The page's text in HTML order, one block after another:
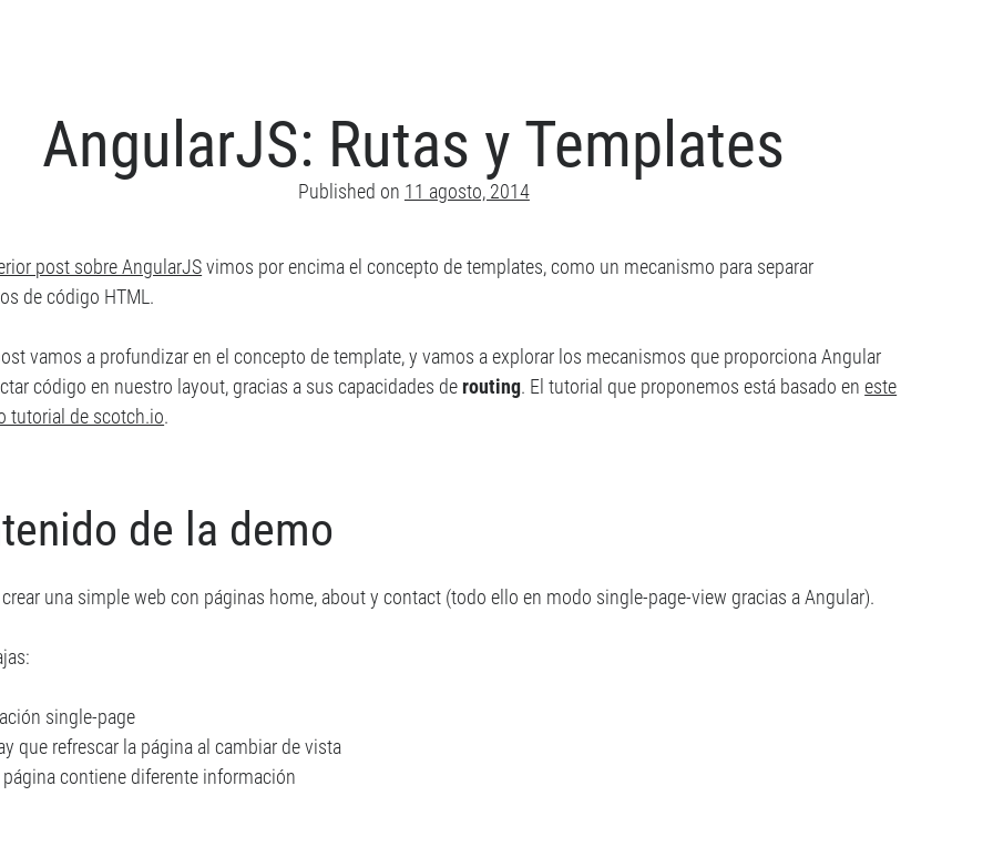
AngularJS: Rutas y Templates
Published on 11 agosto, 2014
post sobre AngularJSvimos por encima el concepto de templates, como un mecanismo para separar
de código HTML.
vamos a profundizar en el concepto de template, y vamos a explorar los mecanismos que proporciona Angular
código en nuestro layout, gracias a sus capacidades derouting. El tutorial que proponemos está basado eneste
tutorial de scotch.io.
de la demo
una simple web con páginas home, about y contact (todo ello en modo single-page-view gracias a Angular).
single-page
que refrescar la página al cambiar de vista
página contiene diferente información